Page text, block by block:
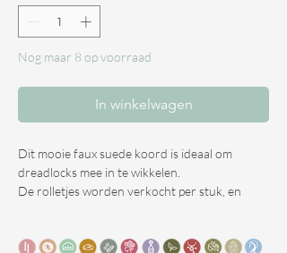
Nog maar 8 op voorraad
In winkelwagen
Dit mooie faux suede koord is ideaal om
dreadlocks mee in te wikkelen.
De rolletjes worden verkocht per stuk, en
wikkelen.